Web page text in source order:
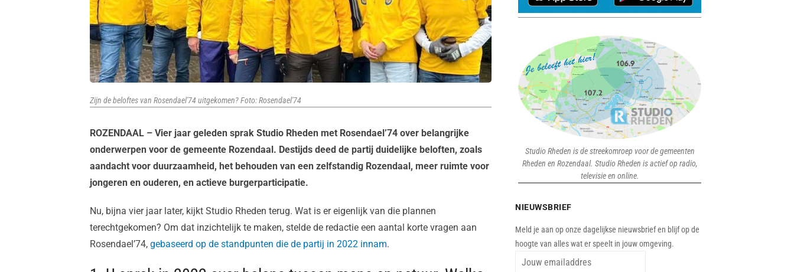
Zijn de beloftes van Rosendael'74 uitgekomen? Foto: Rosendael'74
ROZENDAAL – Vier jaar geleden sprak Studio Rheden met Rosendael’74 over belangrijke
onderwerpen voor de gemeente Rozendaal. Destijds deed de partij duidelijke beloften, zoals
aandacht voor duurzaamheid, het behouden van een zelfstandig Rozendaal, meer ruimte voor
jongeren en ouderen, en actieve burgerparticipatie.
Nu, bijna vier jaar later, kijkt Studio Rheden terug. Wat is er eigenlijk van die plannen
terechtgekomen? Om dat inzichtelijk te maken, stelde de redactie een aantal korte vragen aan
Rosendael’74, gebaseerd op de standpunten die de partij in 2022 innam.
Studio Rheden is de streekomroep voor de gemeenten
Rheden en Rozendaal. Studio Rheden is actief op radio,
televisie en online.
NIEUWSBRIEF
Meld je aan op onze dagelijkse nieuwsbrief en blijf op de
hoogte van alles wat er speelt in jouw omgeving.